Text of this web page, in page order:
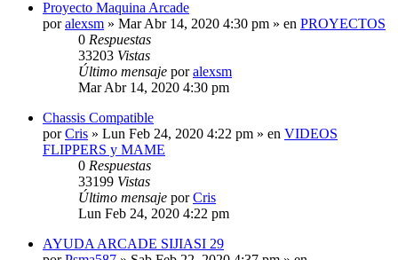
Proyecto Maquina Arcade
poralexsm » Mar Abr 14, 2020 4:30 pm » en PROYECTOS
0 Respuestas
33203 Vistas
Último mensaje poralexsm
Mar Abr 14, 2020 4:30 pm
Chassis Compatible
porCris » Lun Feb 24, 2020 4:22 pm » en VIDEOS
FLIPPERS y MAME
0 Respuestas
33199 Vistas
Último mensaje porCris
Lun Feb 24, 2020 4:22 pm
AYUDA ARCADE SIJIASI 29